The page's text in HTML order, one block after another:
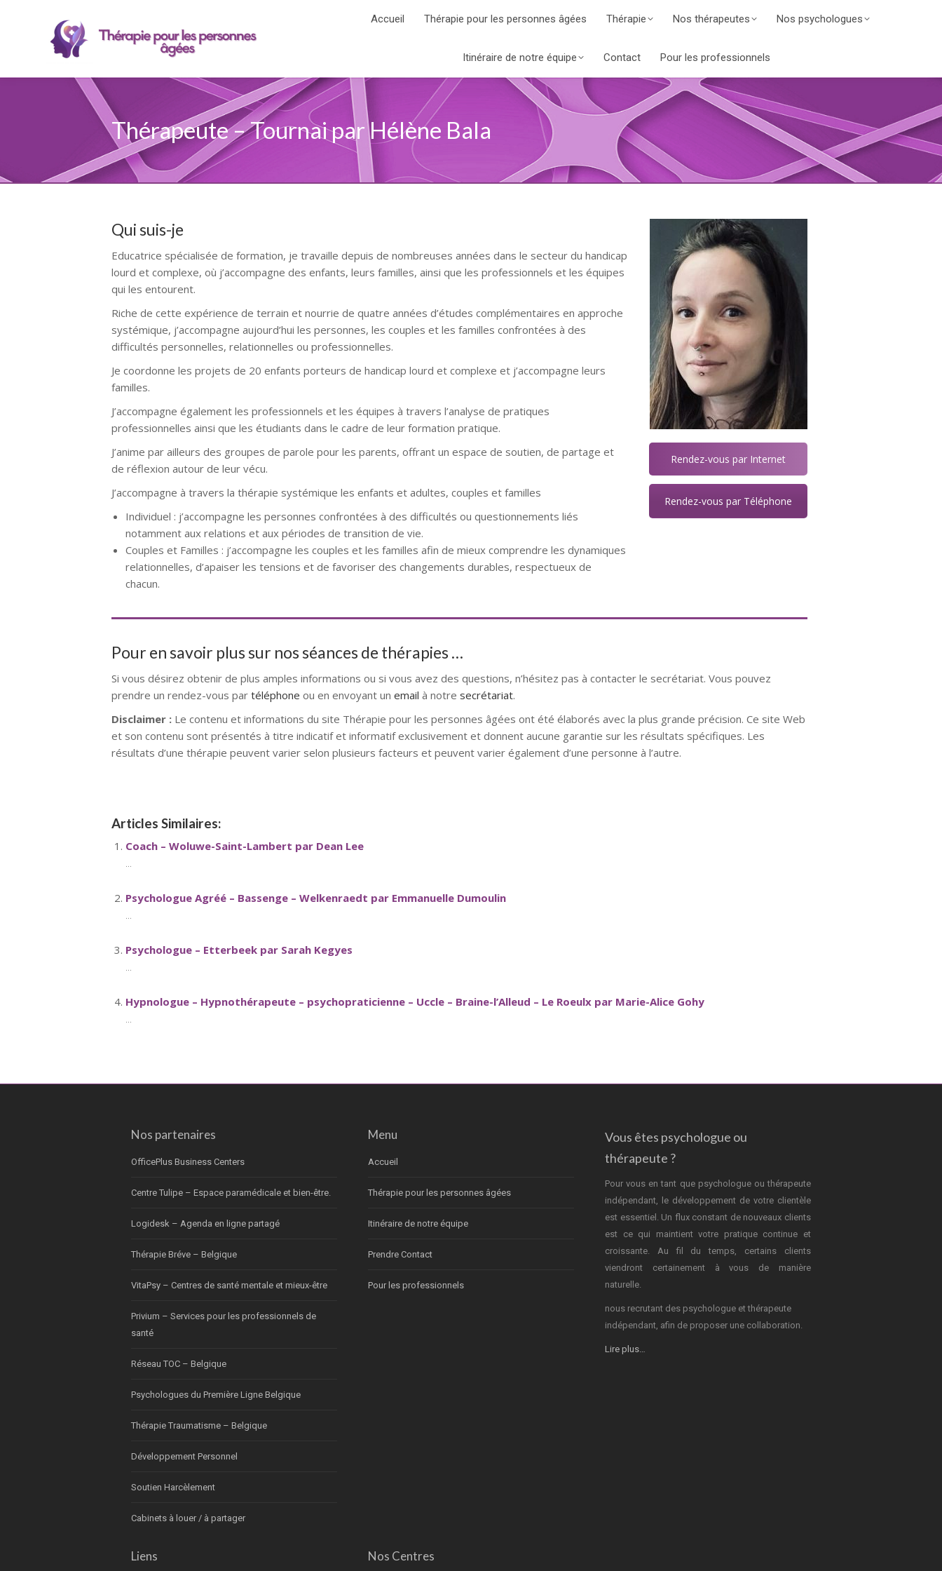
Accueil Thérapie pour les personnes âgées Thérapie Nos thérapeutes Nos psychologues
Itinéraire de notre équipe Contact Pour les professionnels
Thérapeute – Tournai par Hélène Bala
Qui suis-je
Educatrice spécialisée de formation, je travaille depuis de nombreuses années dans le secteur du handicap
lourd et complexe, où j’accompagne des enfants, leurs familles, ainsi que les professionnels et les équipes
qui les entourent.
Riche de cette expérience de terrain et nourrie de quatre années d’études complémentaires en approche
systémique, j’accompagne aujourd’hui les personnes, les couples et les familles confrontées à des
difficultés personnelles, relationnelles ou professionnelles.
Je coordonne les projets de 20 enfants porteurs de handicap lourd et complexe et j’accompagne leurs
familles.
J’accompagne également les professionnels et les équipes à travers l’analyse de pratiques
professionnelles ainsi que les étudiants dans le cadre de leur formation pratique.
J’anime par ailleurs des groupes de parole pour les parents, offrant un espace de soutien, de partage et
de réflexion autour de leur vécu.
J’accompagne à travers la thérapie systémique les enfants et adultes, couples et familles
Individuel : j’accompagne les personnes confrontées à des difficultés ou questionnements liés
notamment aux relations et aux périodes de transition de vie.
Couples et Familles : j’accompagne les couples et les familles afin de mieux comprendre les dynamiques
relationnelles, d’apaiser les tensions et de favoriser des changements durables, respectueux de
chacun.
Rendez-vous par Internet
Rendez-vous par Téléphone
Pour en savoir plus sur nos séances de thérapies …
Si vous désirez obtenir de plus amples informations ou si vous avez des questions, n’hésitez pas à contacter le secrétariat. Vous pouvez
prendre un rendez-vous par téléphone ou en envoyant un email à notre secrétariat.
Disclaimer : Le contenu et informations du site Thérapie pour les personnes âgées ont été élaborés avec la plus grande précision. Ce site Web
et son contenu sont présentés à titre indicatif et informatif exclusivement et donnent aucune garantie sur les résultats spécifiques. Les
résultats d’une thérapie peuvent varier selon plusieurs facteurs et peuvent varier également d’une personne à l’autre.
Articles Similaires:
Coach – Woluwe-Saint-Lambert par Dean Lee
...
Psychologue Agréé – Bassenge – Welkenraedt par Emmanuelle Dumoulin
...
Psychologue – Etterbeek par Sarah Kegyes
...
Hypnologue – Hypnothérapeute – psychopraticienne – Uccle – Braine-l’Alleud – Le Roeulx par Marie-Alice Gohy
...
Nos partenaires
OfficePlus Business Centers
Centre Tulipe – Espace paramédicale et bien-être.
Logidesk – Agenda en ligne partagé
Thérapie Bréve – Belgique
VitaPsy – Centres de santé mentale et mieux-être
Privium – Services pour les professionnels de
santé
Réseau TOC – Belgique
Psychologues du Première Ligne Belgique
Thérapie Traumatisme – Belgique
Développement Personnel
Soutien Harcèlement
Cabinets à louer / à partager
Menu
Accueil
Thérapie pour les personnes âgées
Itinéraire de notre équipe
Prendre Contact
Pour les professionnels
Vous êtes psychologue ou
thérapeute ?
Pour vous en tant que psychologue ou thérapeute
indépendant, le développement de votre clientèle
est essentiel. Un flux constant de nouveaux clients
est ce qui maintient votre pratique continue et
croissante. Au fil du temps, certains clients
viendront certainement à vous de manière
naturelle.
nous recrutant des psychologue et thérapeute
indépendant, afin de proposer une collaboration.
Lire plus…
Liens Nos Centres